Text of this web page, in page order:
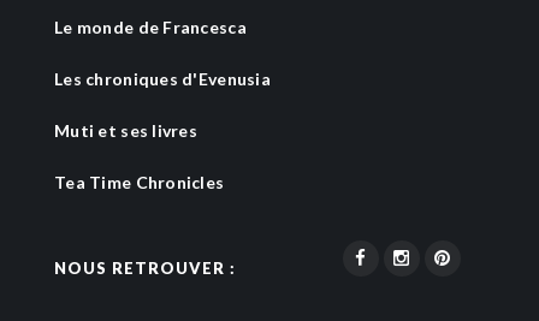
Le monde de Francesca
Les chroniques d'Evenusia
Muti et ses livres
Tea Time Chronicles
NOUS RETROUVER :